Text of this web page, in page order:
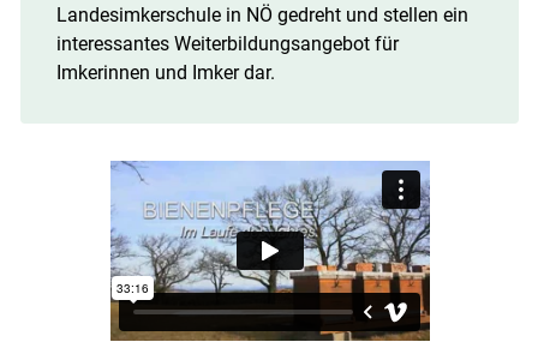
Skip to main content
Landesimkerschule in NÖ gedreht und stellen ein
interessantes Weiterbildungsangebot für
Imkerinnen und Imker dar.